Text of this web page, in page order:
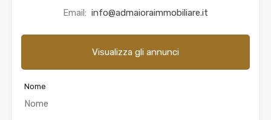
Email: info@admaioraimmobiliare.it
Visualizza gli annunci
Nome